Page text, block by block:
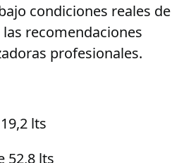
condiciones reales de
recomendaciones
profesionales.
lts
52,8 lts